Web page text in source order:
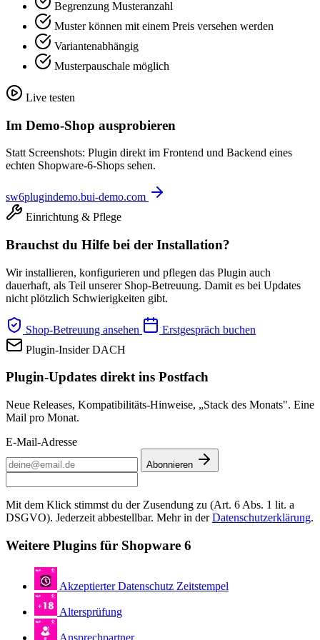
Begrenzung Musteranzahl
Muster können mit einem Preis versehen werden
Variantenabhängig
Musterpauschale möglich
Live testen
Im Demo-Shop ausprobieren
Statt Screenshots: Plugin direkt im Frontend und Backend eines
echten Shopware-6-Shops sehen.
sw6plugindemo.bui-demo.com
Einrichtung & Pflege
Brauchst du Hilfe bei der Installation?
Wir installieren, konfigurieren und pflegen das Plugin auch
dauerhaft, als Teil unserer Shop-Betreuung. Damit es bei Updates
nicht plötzlich Schwierigkeiten gibt.
Shop-Betreuung ansehen
Erstgespräch buchen
Plugin-Insider DACH
Plugin-Updates direkt ins Postfach
Neue Releases, Kompatibilitäts-Hinweise, „Stack des Monats". Eine
Mail pro Monat.
E-Mail-Adresse
Abonnieren
Mit dem Klick stimmst du der Zusendung zu (Art. 6 Abs. 1 lit. a
DSGVO). Jederzeit abbestellbar. Mehr in derDatenschutzerklärung.
Weitere Plugins für Shopware 6
Akzeptierter Datenschutz Zeitstempel
Altersprüfung
Ansprechpartner